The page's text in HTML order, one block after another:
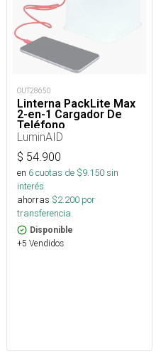
OUT28650
Linterna PackLite Max
2-en-1 Cargador De
Teléfono
LuminAID
$ 54.900
en 6cuotas de $9.150sin
interés
ahorras $2.200 por
transferencia.
Disponible
+5 Vendidos